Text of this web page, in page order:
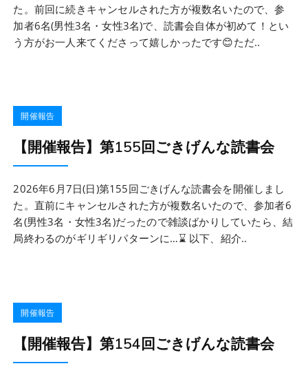
た。前回に続きキャンセルされた方が複数名いたので、参
加者6名(男性3名・女性3名)で、読書会自体が初めて！とい
う方がお一人来てくださって嬉しかったです😊ただ..
開催報告
【開催報告】第155回ごきげんな読書会
2026年6月7日(日)第155回ごきげんな読書会を開催しまし
た。直前にキャンセルされた方が複数名いたので、参加者6
名(男性3名・女性3名)だったので雑談ばかりしていたら、結
局終わるのがギリギリパターンに…⌛ 以下、紹介..
開催報告
【開催報告】第154回ごきげんな読書会